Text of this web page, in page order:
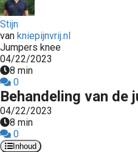
Stijn
van kniepijnvrij.nl
Jumpers knee
04/22/2023
8 min
0
Behandeling van de
04/22/2023
8 min
0
Inhoud
op
gebruikt
te
de
Hierdoor
website-